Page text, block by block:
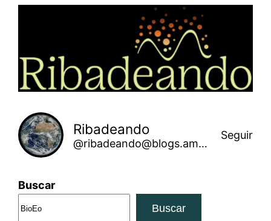
Ribadeando
@ribadeando@blogs.amarinha.gal
Seguir
Buscar
Buscar